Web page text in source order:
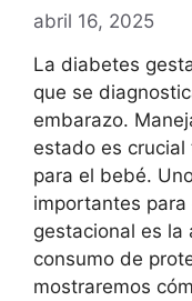
abril 16, 2025
La diabetes
que se
embarazo.
estado es
para el bebé.
importantes
gestacional es la
consumo de
mostraremos